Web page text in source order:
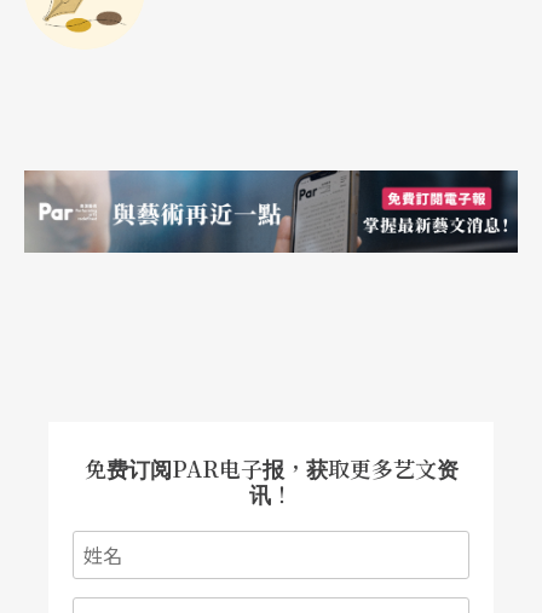
免费订阅PAR电子报，获取更多艺文资
讯！